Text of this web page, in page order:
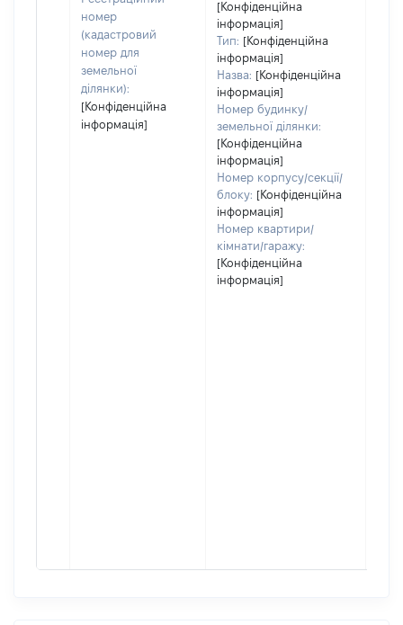
номер
(кадастровий
номер для
земельної
ділянки):
[Конфіденційна
інформація]
[Конфіденційна
інформація]
Тип: [Конфіденційна
інформація]
Назва: [Конфіденційна
інформація]
Номер будинку/
земельної ділянки:
[Конфіденційна
інформація]
Номер корпусу/секції/
блоку: [Конфіденційна
інформація]
Номер квартири/
кімнати/гаражу:
[Конфіденційна
інформація]